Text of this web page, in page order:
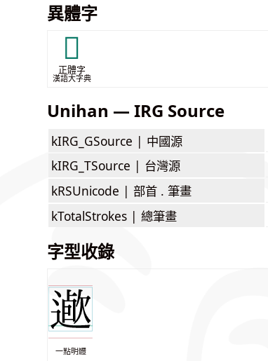
異體字
𣣸
正體字
漢語大字典
Unihan — IRG Source
kIRG_GSource | 中國源
kIRG_TSource | 台灣源
kRSUnicode | 部首 . 筆畫
kTotalStrokes | 總筆畫
字型收錄
一點明體